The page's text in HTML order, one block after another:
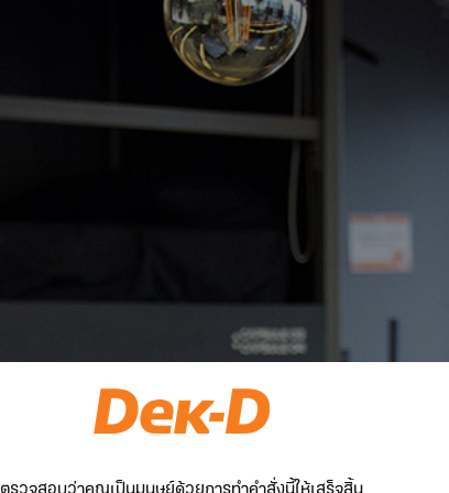
ตรวจสอบว่าคุณเป็นมนุษย์ด้วยการทำคำสั่งนี้ให้เสร็จสิ้น